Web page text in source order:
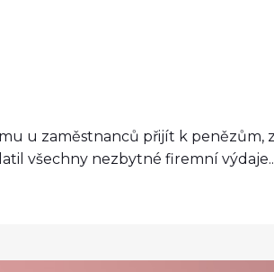
u zaměstnanců přijít k penězům,
všechny nezbytné firemní